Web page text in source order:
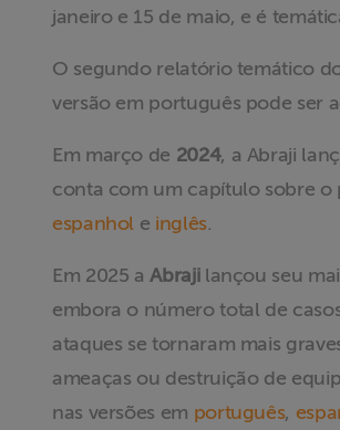
janeiro e 15 de maio, e é
O segundo relatório temático
versão em português pode ser
Em março de 2024, a Abraji
conta com um capítulo sobre
espanhol e inglês.
Em 2025 aAbraji lançou seu
embora o número total de
ataques se tornaram mais
ameaças ou destruição de
nas versões em português,